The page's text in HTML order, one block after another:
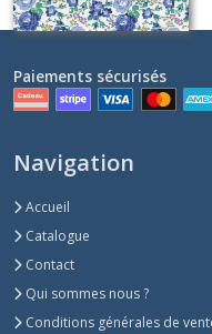
Paiements sécurisés
Navigation
Accueil
Catalogue
Contact
Qui sommes nous ?
Conditions générales de